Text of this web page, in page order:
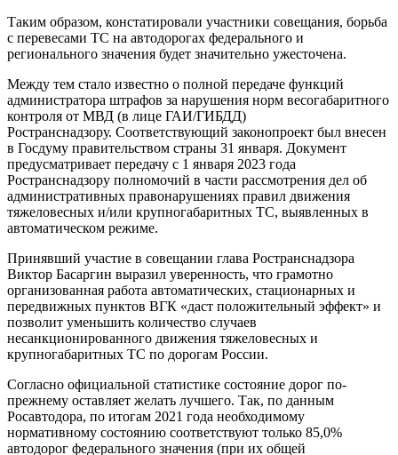
Таким образом, констатировали участники совещания, борьба
с перевесами ТС на автодорогах федерального и
регионального значения будет значительно ужесточена.
Между тем стало известно о полной передаче функций
администратора штрафов за нарушения норм весогабаритного
контроля от МВД (в лице ГАИ/ГИБДД)
Ространснадзору. Соответствующий законопроект был внесен
в Госдуму правительством страны 31 января. Документ
предусматривает передачу с 1 января 2023 года
Ространснадзору полномочий в части рассмотрения дел об
административных правонарушениях правил движения
тяжеловесных и/или крупногабаритных ТС, выявленных в
автоматическом режиме.
Принявший участие в совещании глава Ространснадзора
Виктор Басаргин выразил уверенность, что грамотно
организованная работа автоматических, стационарных и
передвижных пунктов ВГК «даст положительный эффект» и
позволит уменьшить количество случаев
несанкционированного движения тяжеловесных и
крупногабаритных ТС по дорогам России.
Согласно официальной статистике состояние дорог по-
прежнему оставляет желать лучшего. Так, по данным
Росавтодора, по итогам 2021 года необходимому
нормативному состоянию соответствуют только 85,0%
автодорог федерального значения (при их общей